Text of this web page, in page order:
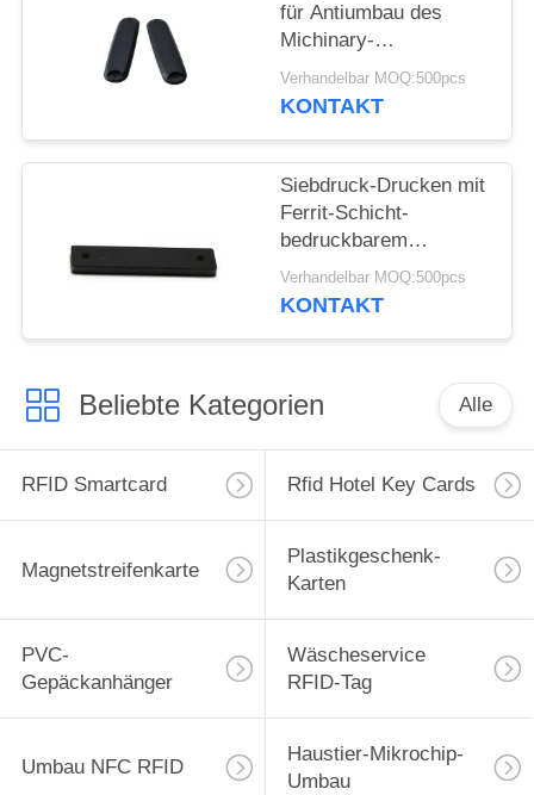
für Antiumbau des
Michinary-
Management-85*25mm
metallrfid
Verhandelbar MOQ:500pcs
KONTAKT
Siebdruck-Drucken mit
Ferrit-Schicht-
bedruckbarem
Plastikantimetallumbau
Verhandelbar MOQ:500pcs
KONTAKT
Beliebte Kategorien Alle
RFID Smartcard Rfid Hotel Key Cards
Magnetstreifenkarte
Plastikgeschenk-
Karten
PVC-
Gepäckanhänger
Wäscheservice
RFID-Tag
Umbau NFC RFID
Haustier-Mikrochip-
Umbau